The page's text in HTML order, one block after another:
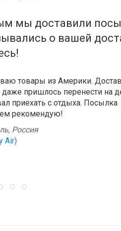
мы доставили
о вашей
отправленная с нового
дней, способ отправки
Ecopost. Нареканий к
аккуратно и надежно!
Россия
Air)